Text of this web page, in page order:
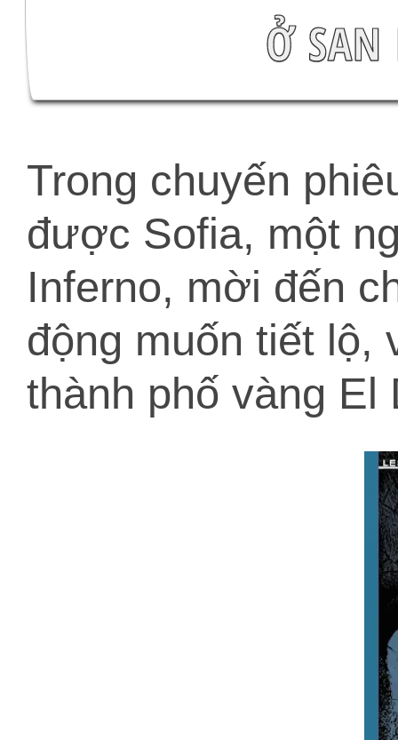
Ở SAN
Trong chuyến
được Sofia, một
Inferno, mời đến
động muốn tiết lộ,
thành phố vàng El